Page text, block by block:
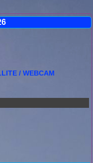
/ WEBCAM